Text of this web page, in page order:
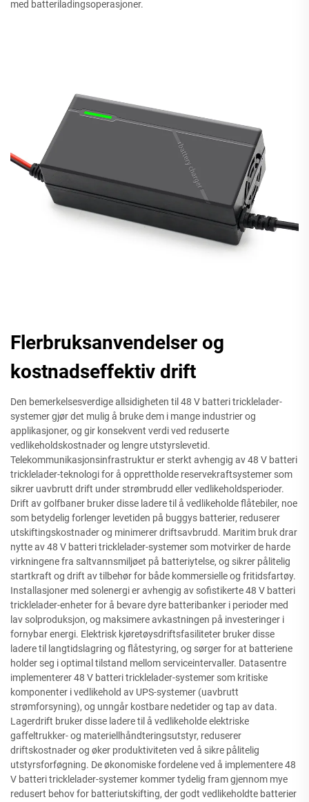
med batteriladingsoperasjoner.
Flerbruksanvendelser og
kostnadseffektiv drift
Den bemerkelsesverdige allsidigheten til 48 V batteri tricklelader-
systemer gjør det mulig å bruke dem i mange industrier og
applikasjoner, og gir konsekvent verdi ved reduserte
vedlikeholdskostnader og lengre utstyrslevetid.
Telekommunikasjonsinfrastruktur er sterkt avhengig av 48 V batteri
tricklelader-teknologi for å opprettholde reservekraftsystemer som
sikrer uavbrutt drift under strømbrudd eller vedlikeholdsperioder.
Drift av golfbaner bruker disse ladere til å vedlikeholde flåtebiler, noe
som betydelig forlenger levetiden på buggys batterier, reduserer
utskiftingskostnader og minimerer driftsavbrudd. Maritim bruk drar
nytte av 48 V batteri tricklelader-systemer som motvirker de harde
virkningene fra saltvannsmiljøet på batteriytelse, og sikrer pålitelig
startkraft og drift av tilbehør for både kommersielle og fritidsfartøy.
Installasjoner med solenergi er avhengig av sofistikerte 48 V batteri
tricklelader-enheter for å bevare dyre batteribanker i perioder med
lav solproduksjon, og maksimere avkastningen på investeringer i
fornybar energi. Elektrisk kjøretøysdriftsfasiliteter bruker disse
ladere til langtidslagring og flåtestyring, og sørger for at batteriene
holder seg i optimal tilstand mellom serviceintervaller. Datasentre
implementerer 48 V batteri tricklelader-systemer som kritiske
komponenter i vedlikehold av UPS-systemer (uavbrutt
strømforsyning), og unngår kostbare nedetider og tap av data.
Lagerdrift bruker disse ladere til å vedlikeholde elektriske
gaffeltrukker- og materiellhåndteringsutstyr, reduserer
driftskostnader og øker produktiviteten ved å sikre pålitelig
utstyrsforføgning. De økonomiske fordelene ved å implementere 48
V batteri tricklelader-systemer kommer tydelig fram gjennom mye
redusert behov for batteriutskifting, der godt vedlikeholdte batterier